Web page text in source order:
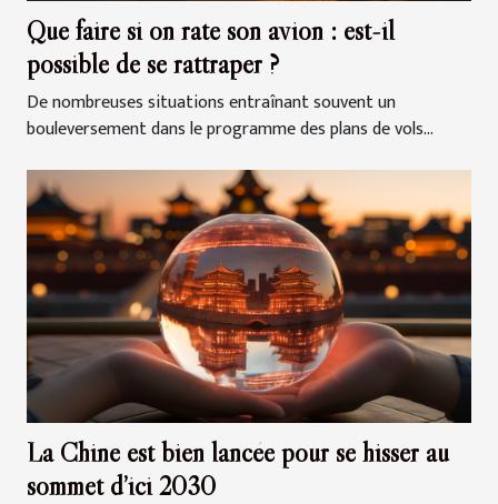
Que faire si on rate son avion : est-il
possible de se rattraper ?
De nombreuses situations entraînant souvent un
bouleversement dans le programme des plans de vols...
La Chine est bien lancée pour se hisser au
sommet d’ici 2030